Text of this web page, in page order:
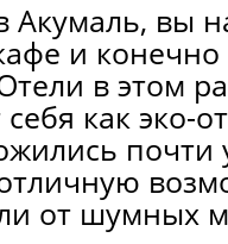
Акумаль, вы
и
в этом
как эко-
от шумных